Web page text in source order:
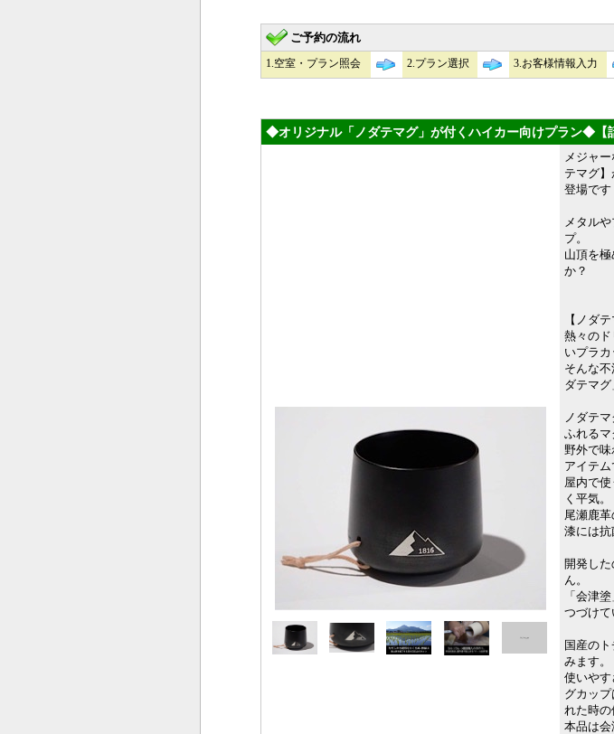
ご予約の流れ
1.空室・プラン照会 2.プラン選択 3.お客様情報入力
◆オリジナル「ノダテマグ」が付くハイカー向けプラン◆【
メジャ
テマグ
登場です
メタル
プ。
山頂を
か？
【ノダ
熱々の
いプラカ
そんな
ダテマグ
ノダテ
ふれるマ
野外で
アイテム
屋内で
く平気。
尾瀬鹿革
漆には抗
開発し
ん。
「会津
つづけて
国産の
みます。
使いや
グカッ
れた時の
本品は